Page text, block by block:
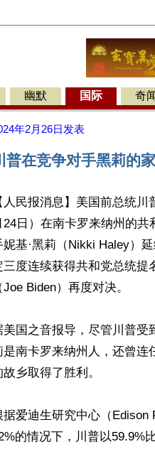
幽默 国际 奇
年2月26日 发表
普在竞争对手黑莉的
人民报消息】美国前总统
24日）在南卡罗来纳州的
妮基·黑莉（Nikki Haley）
三度连续获得共和党总统提
Joe Biden）再度对决。
美国之音报导，尽管川普受
是南卡罗来纳州人，还曾连
故乡取得了胜利。
据爱迪生研究中心（Edison
的情况下，川普以59.9%